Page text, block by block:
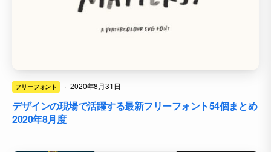
フリーフォント · 2020年8月31日
デザインの現場で活躍する最新フリーフォント54個まとめ
2020年8月度